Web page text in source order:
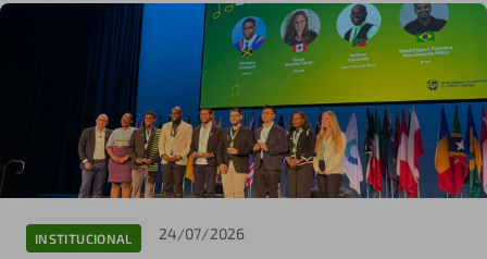
INSTITUCIONAL 24/07/2026